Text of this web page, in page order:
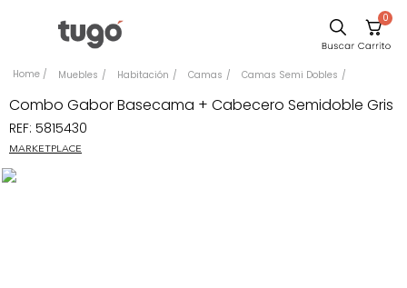
0
Muebles Habitación Camas Camas Semi Dobles
Combo Gabor Basecama + Cabecero Semidoble Gris
REF: 5815430
MARKETPLACE
Comedor
Escritorio
Sillas